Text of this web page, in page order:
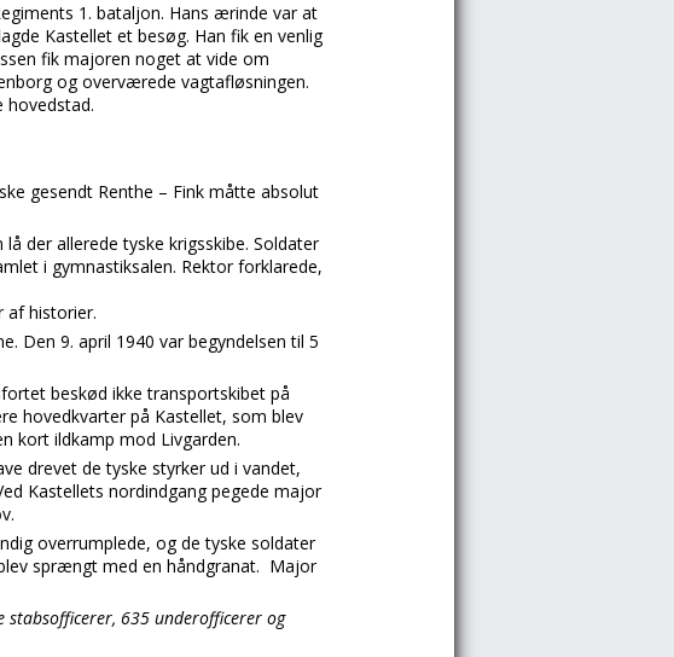
1. bataljon. Hans ærinde var at
Kastellet et besøg. Han fik en venlig
fik majoren noget at vide om
og overværede vagtafløsningen.
hovedstad.
gesendt Renthe – Fink måtte absolut
der allerede tyske krigsskibe. Soldater
i gymnastiksalen. Rektor forklarede,
af historier.
Den 9. april 1940 var begyndelsen til 5
beskød ikke transportskibet på
hovedkvarter på Kastellet, som blev
kort ildkamp mod Livgarden.
drevet de tyske styrker ud i vandet,
Kastellets nordindgang pegede major
overrumplede, og de tyske soldater
sprængt med en håndgranat. Major
635 underofficerer og